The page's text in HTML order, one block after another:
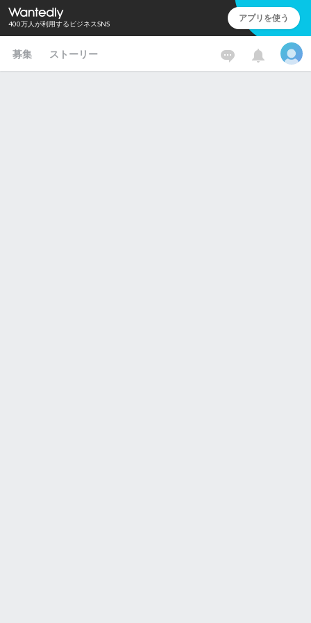
400万人が利用するビジネスSNS アプリを使う
募集 ストーリー